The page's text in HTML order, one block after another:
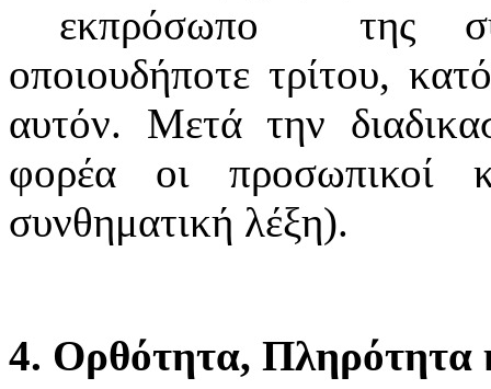
εκπρόσωπο της
οποιουδήποτε τρίτου,
αυτόν. Μετά την
φορέα οι προσωπικοί
συνθηματική λέξη).
4. Ορθότητα, Πληρότητα